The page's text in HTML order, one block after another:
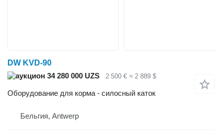
DW KVD-90
34 280 000 UZS
2 500 € ≈ 2 889 $
Оборудование для корма - силосный каток
Бельгия, Antwerp